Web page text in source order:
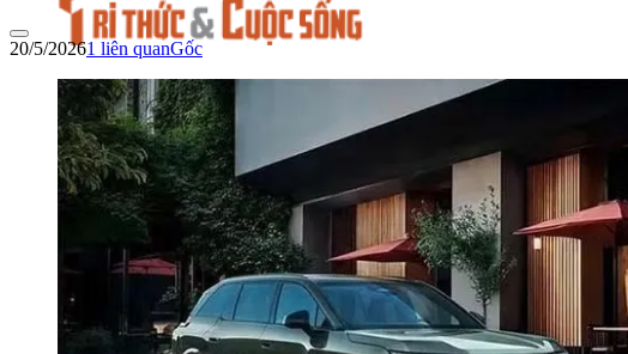
20/5/20261 liên quanGốc